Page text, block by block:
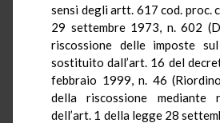
sensi degli artt. 617 cod. proc.
29 settembre 1973, n. 602
riscossione delle imposte
sostituito dall’art. 16 del
febbraio 1999, n. 46
della riscossione mediante
dell’art. 1 della legge 28